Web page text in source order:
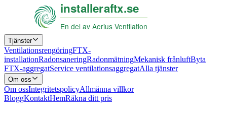
Tjänster
VentilationsrengöringFTX-
installationRadonsaneringRadonmätningMekanisk frånluftByta
FTX-aggregatService ventilationsaggregatAlla tjänster
Om oss
Om ossIntegritetspolicyAllmänna villkor
BloggKontaktHemRäkna ditt pris